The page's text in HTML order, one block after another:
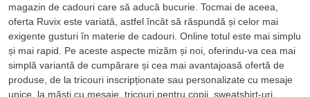
magazin de cadouri care să aducă bucurie. Tocmai de aceea,
oferta Ruvix este variată, astfel încât să răspundă și celor mai
exigente gusturi în materie de cadouri. Online totul este mai simplu
și mai rapid. Pe aceste aspecte mizăm și noi, oferindu-va cea mai
simplă variantă de cumpărare și cea mai avantajoasă ofertă de
produse, de la tricouri inscripționate sau personalizate cu mesaje
unice, la măști cu mesaje, tricouri pentru copii, sweatshirt-uri,